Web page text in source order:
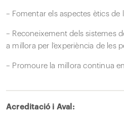
– Fomentar els aspectes ètics de
– Reconeixement dels sistemes
a millora per l’experiència de les
– Promoure la millora continua
Acreditació i Aval: